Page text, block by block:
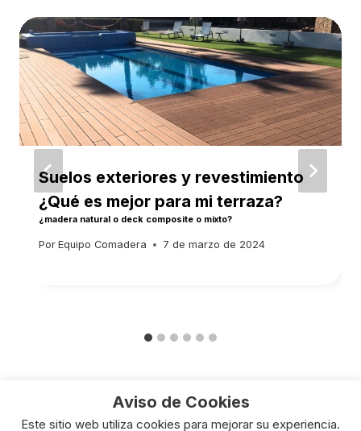
Suelos exteriores y revestimiento
¿Qué es mejor para mi terraza?
¿madera natural o deck composite o mixto?
Por Equipo Comadera 7 de marzo de 2024
Aviso de Cookies
Este sitio web utiliza cookies para mejorar su experiencia.